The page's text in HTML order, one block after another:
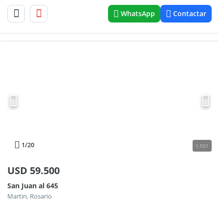
WhatsApp Contactar
1/20 1.501
USD 59.500
San Juan al 645
Martin, Rosario